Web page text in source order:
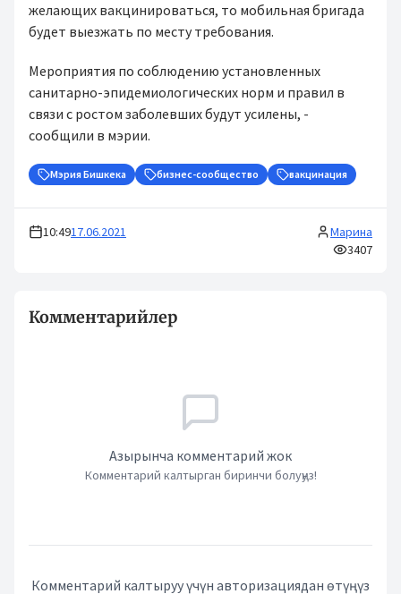
желающих вакцинироваться, то мобильная бригада
будет выезжать по месту требования.
Мероприятия по соблюдению установленных
санитарно-эпидемиологических норм и правил в
связи с ростом заболевших будут усилены, -
сообщили в мэрии.
Мэрия Бишкека бизнес-сообщество вакцинация
10:4917.06.2021
Марина
3407
Комментарийлер
Азырынча комментарий жок
Комментарий калтырган биринчи болуңуз!
Комментарий калтыруу үчүн авторизациядан өтүңүз